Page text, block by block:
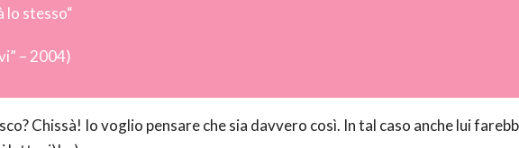
lo stesso“
– 2004)
Chissà! Io voglio pensare che sia davvero così. In tal caso anche lui